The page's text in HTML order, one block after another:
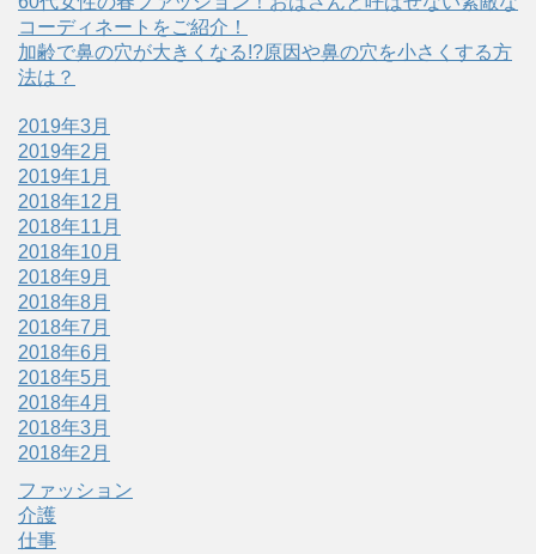
コーディネートをご紹介！
加齢で鼻の穴が大きくなる!?原因や鼻の穴を小さくする方
法は？
2019年3月
2019年2月
2019年1月
2018年12月
2018年11月
2018年10月
2018年9月
2018年8月
2018年7月
2018年6月
2018年5月
2018年4月
2018年3月
2018年2月
ファッション
介護
仕事